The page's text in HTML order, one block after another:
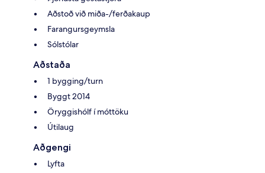
Aðstoð við miða-/ferðakaup
Farangursgeymsla
Sólstólar
Aðstaða
1 bygging/turn
Byggt 2014
Öryggishólf í móttöku
Útilaug
Aðgengi
Lyfta